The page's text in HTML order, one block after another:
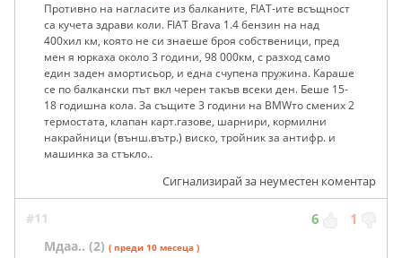
Противно на нагласите из балканите, FIAT-ите всъщност
са кучета здрави коли. FIAT Brava 1.4 бензин на над
400хил км, която не си знаеше броя собственици, пред
мен я юркаха около 3 години, 98 000км, с разход само
един заден амортисьор, и една счупена пружина. Караше
се по балкански път вкл черен такъв всеки ден. Беше 15-
18 годишна кола. За същите 3 години на BMWто смених 2
термостата, клапан карт.газове, шарнири, кормилни
накрайници (външ.вътр.) виско, тройник за антифр. и
машинка за стъкло..
Сигнализирай за неуместен коментар
#11 6 1
Мдаа.. (2) ( преди 10 месеца )